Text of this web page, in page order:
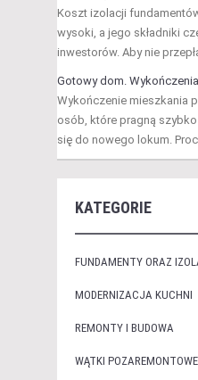
Koszt izolacji
wysoki, a jego składniki
inwestorów. Aby nie
Gotowy dom.
Wykończenie mieszkania
osób, które pragną
się do nowego lokum.
KATEGORIE
FUNDAMENTY ORAZ
MODERNIZACJA KUCHNI
REMONTY I BUDOWA
WĄTKI POZAREMONTOWE